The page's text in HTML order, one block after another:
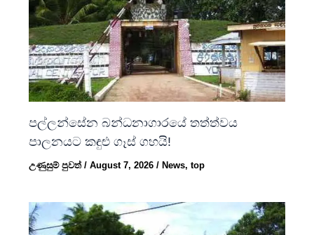
පල්ලන්සේන බන්ධනාගාරයේ තත්ත්වය
පාලනයට කඳුළු ගෑස් ගහයි!
උණුසුම් පුවත්/August 7, 2026/ News,top